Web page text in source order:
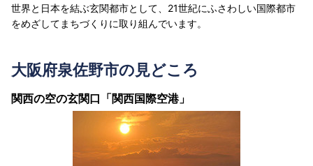
世界と日本を結ぶ玄関都市として、21世紀にふさわしい国際都市
をめざしてまちづくりに取り組んでいます。
大阪府泉佐野市の見どころ
関西の空の玄関口「関西国際空港」